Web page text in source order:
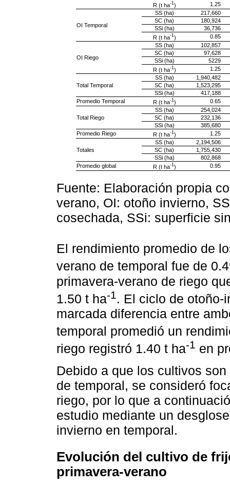
R (t ha-1) 1.25
OI Temporal
SS (ha)
217,660
SC (ha)
180,924
SSi (ha)
36,736
R (t ha-1) 0.85
OI Riego
SS (ha)
102,857
SC (ha)
97,628
SSi (ha)
5229
R (t ha-1) 1.25
Total Temporal
SS (ha)
1,940,482
SC (ha)
1,523,295
SSi (ha)
417,188
Promedio Temporal
R (t ha-1) 0.65
Total Riego
SS (ha)
254,024
SC (ha)
232,136
SSi (ha)
385,680
Promedio Riego
R (t ha-1) 1.25
Totales
SS (ha)
2,194,506
SC (ha)
1,755,430
SSi (ha)
802,868
Promedio global
R (t ha-1) 0.95
Fuente: Elaboración propia
verano, OI: otoño invierno,
cosechada, SSi: superficie
El rendimiento promedio de
verano de temporal fue de
primavera-verano de riego
1.50 t ha-1. El ciclo de otoño-
marcada diferencia entre
temporal promedió un
riego registró 1.40 t ha-1 en
Debido a que los cultivos
de temporal, se consideró
riego, por lo que a
estudio mediante un
invierno en temporal.
Evolución del cultivo de
primavera-verano